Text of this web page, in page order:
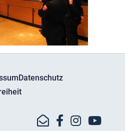
Datenschutz